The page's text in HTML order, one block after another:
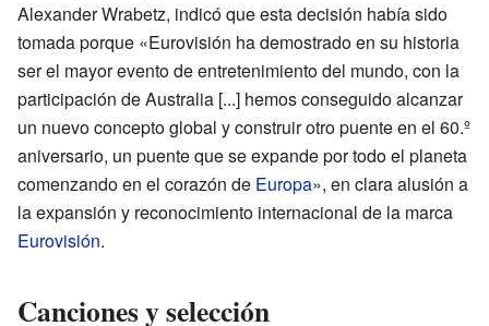
Alexander Wrabetz, indicó que esta decisión había sido
tomada porque «Eurovisión ha demostrado en su historia
ser el mayor evento de entretenimiento del mundo, con la
participación de Australia [...] hemos conseguido alcanzar
un nuevo concepto global y construir otro puente en el 60.º
aniversario, un puente que se expande por todo el planeta
comenzando en el corazón de Europa», en clara alusión a
la expansión y reconocimiento internacional de la marca
Eurovisión.
Canciones y selección